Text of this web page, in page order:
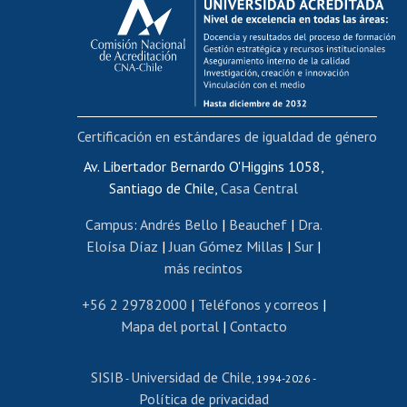
Postulación al AUCAI
Funcionarias/os
Cursos internos de capacitación
Bienestar del personal
Portal de movilidad interna
Certificado de renta
Certificado de renta honorarios
Editar páginas blancas
Extranjeras/os
Revalidación y reconocimiento de títulos
Postulación al Programa de Movilidad Estudiantil
Cursos de español
Av. Libertador Bernardo O'Higgins 1058,
Santiago de Chile, Casa Central
Campus: Andrés Bello | Beauchef| Dra.
Eloísa Díaz | Juan Gómez Millas | Sur |
más recintos
+56 2 29782000 | Teléfonos y correos |
Mapa del portal| Contacto
SISIB - Universidad de Chile , 1994-2026 -
Política de privacidad
Certificación en estándares de igualdad de género